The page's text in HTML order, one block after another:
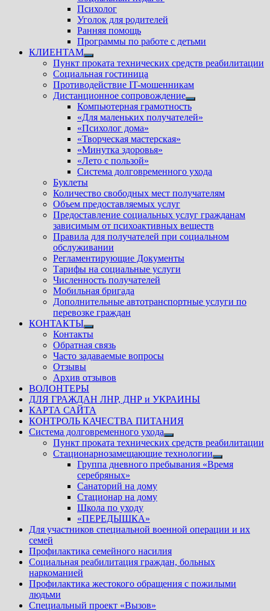
Психолог
Уголок для родителей
Ранняя помощь
Программы по работе с детьми
КЛИЕНТАМ
Показать
подменю
Пункт проката технических средств реабилитации
Социальная гостиница
Противодействие IT-мошенникам
Дистанционное сопровождение
Показать
подменю
Компьютерная грамотность
«Для маленьких получателей»
«Психолог дома»
«Творческая мастерская»
«Минутка здоровья»
«Лето с пользой»
Система долговременного ухода
Буклеты
Количество свободных мест получателям
Объем предоставляемых услуг
Предоставление социальных услуг гражданам
зависимым от психоактивных веществ
Правила для получателей при социальном
обслуживании
Регламентирующие Документы
Тарифы на социальные услуги
Численность получателей
Мобильная бригада
Дополнительные автотранспортные услуги по
перевозке граждан
КОНТАКТЫ
Показать
подменю
Контакты
Обратная связь
Часто задаваемые вопросы
Отзывы
Архив отзывов
ВОЛОНТЕРЫ
ДЛЯ ГРАЖДАН ЛНР, ДНР и УКРАИНЫ
КАРТА САЙТА
КОНТРОЛЬ КАЧЕСТВА ПИТАНИЯ
Система долговременного ухода
Показать
подменю
Пункт проката технических средств реабилитации
Стационарнозамещающие технологии
Показать
подменю
Группа дневного пребывания «Время
серебряных»
Санаторий на дому
Стационар на дому
Школа по уходу
«ПЕРЕДЫШКА»
Для участников специальной военной операции и их
семей
Профилактика семейного насилия
Социальная реабилитация граждан, больных
наркоманией
Профилактика жестокого обращения с пожилыми
людьми
Специальный проект «Вызов»